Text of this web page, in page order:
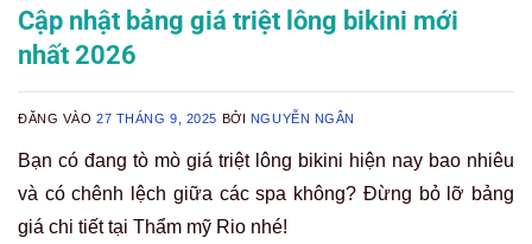
Cập nhật bảng giá triệt lông bikini mới
nhất 2026
ĐĂNG VÀO27 THÁNG 9, 2025 BỞI NGUYỄN NGÂN
Bạn có đang tò mò giá triệt lông bikini hiện nay bao nhiêu
và có chênh lệch giữa các spa không? Đừng bỏ lỡ bảng
giá chi tiết tại Thẩm mỹ Rio nhé!